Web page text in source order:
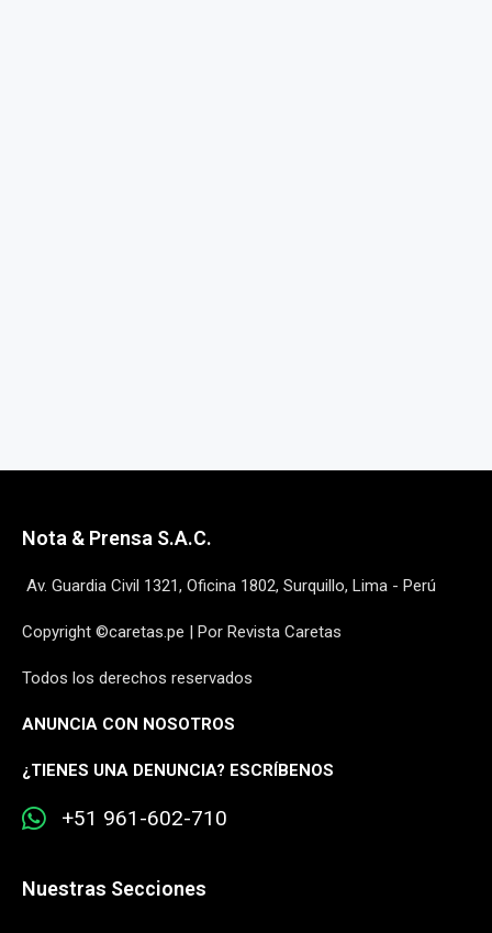
Nota & Prensa S.A.C.
Av. Guardia Civil 1321, Oficina 1802, Surquillo, Lima - Perú
Copyright ©caretas.pe | Por Revista Caretas
Todos los derechos reservados
ANUNCIA CON NOSOTROS
¿TIENES UNA DENUNCIA? ESCRÍBENOS
+51 961-602-710
Nuestras Secciones